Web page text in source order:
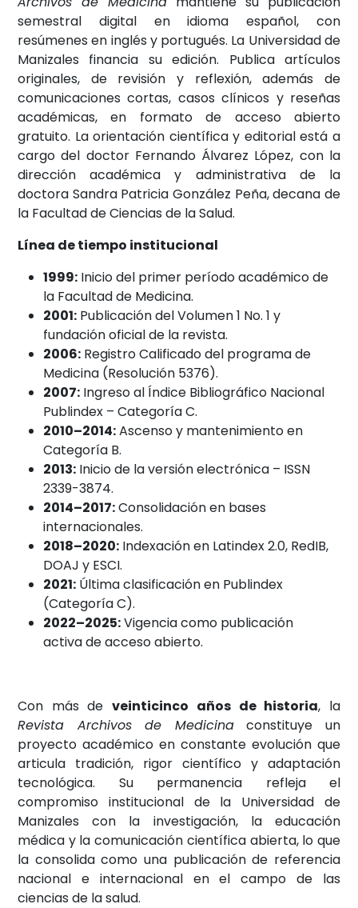
semestral digital en idioma español, con
resúmenes en inglés y portugués. La Universidad de
Manizales financia su edición. Publica artículos
originales, de revisión y reflexión, además de
comunicaciones cortas, casos clínicos y reseñas
académicas, en formato de acceso abierto
gratuito. La orientación científica y editorial está a
cargo del doctor Fernando Álvarez López, con la
dirección académica y administrativa de la
doctora Sandra Patricia González Peña, decana de
la Facultad de Ciencias de la Salud.
Línea de tiempo institucional
1999: Inicio del primer período académico de
la Facultad de Medicina.
2001: Publicación del Volumen 1 No. 1 y
fundación oficial de la revista.
2006: Registro Calificado del programa de
Medicina (Resolución 5376).
2007: Ingreso al Índice Bibliográfico Nacional
Publindex – Categoría C.
2010–2014:Ascenso y mantenimiento en
Categoría B.
2013: Inicio de la versión electrónica – ISSN
2339-3874.
2014–2017:Consolidación en bases
internacionales.
2018–2020: Indexación en Latindex 2.0, RedIB,
DOAJ y ESCI.
2021: Última clasificación en Publindex
(Categoría C).
2022–2025:Vigencia como publicación
activa de acceso abierto.
Con más deveinticinco años de historia, la
Revista Archivos de Medicinaconstituye un
proyecto académico en constante evolución que
articula tradición, rigor científico y adaptación
tecnológica. Su permanencia refleja el
compromiso institucional de la Universidad de
Manizales con la investigación, la educación
médica y la comunicación científica abierta, lo que
la consolida como una publicación de referencia
nacional e internacional en el campo de las
ciencias de la salud.